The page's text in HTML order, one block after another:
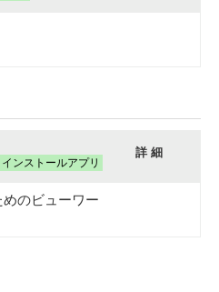
インストールアプリ
詳 細
めのビューワー